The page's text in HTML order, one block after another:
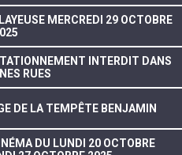
MERCREDI 29 OCTOBRE
INTERDIT DANS
RUES
DE LA TEMPÊTE BENJAMIN
DU LUNDI 20 OCTOBRE